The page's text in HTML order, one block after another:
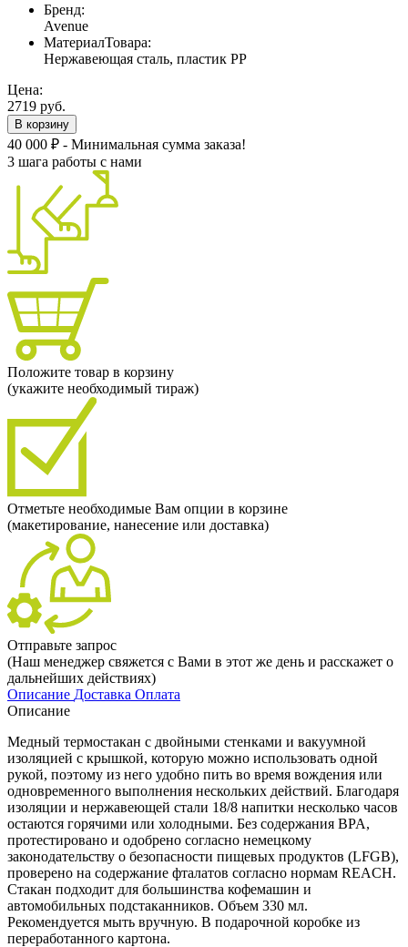
Бренд:
Avenue
МатериалТовара:
Нержавеющая сталь, пластик PP
Цена:
2719 руб.
В корзину
40 000 ₽ - Минимальная сумма заказа!
3 шага работы с нами
Положите товар в корзину
(укажите необходимый тираж)
Отметьте необходимые Вам опции в корзине
(макетирование, нанесение или доставка)
Отправьте запрос
(Наш менеджер свяжется с Вами в этот же день и расскажет о
дальнейших действиях)
Описание Доставка Оплата
Описание
Медный термостакан с двойными стенками и вакуумной
изоляцией с крышкой, которую можно использовать одной
рукой, поэтому из него удобно пить во время вождения или
одновременного выполнения нескольких действий. Благодаря
изоляции и нержавеющей стали 18/8 напитки несколько часов
остаются горячими или холодными. Без содержания BPA,
протестировано и одобрено согласно немецкому
законодательству о безопасности пищевых продуктов (LFGB),
проверено на содержание фталатов согласно нормам REACH.
Стакан подходит для большинства кофемашин и
автомобильных подстаканников. Объем 330 мл.
Рекомендуется мыть вручную. В подарочной коробке из
переработанного картона.